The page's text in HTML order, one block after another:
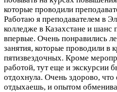
которые проводили
Работаю я преподавателем в
колледже в Казахстане и шанс
впервые. Очень понравились
занятия, которые проводили в
пятизвездочных. Кроме
работой, тут еще и экскурсии
отдохнула. Очень здорово,
отдыхаешь, и опытом